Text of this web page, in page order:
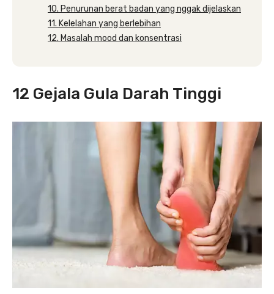
10. Penurunan berat badan yang nggak dijelaskan
11. Kelelahan yang berlebihan
12. Masalah mood dan konsentrasi
12 Gejala Gula Darah Tinggi